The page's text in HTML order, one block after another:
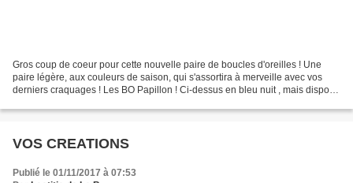
Gros coup de coeur pour cette nouvelle paire de boucles d'oreilles ! Une
paire légère, aux couleurs de saison, qui s'assortira à merveille avec vos
derniers craquages ! Les BO Papillon ! Ci-dessus en bleu nuit , mais dispo
VOS CREATIONS
Publié le 01/11/2017 à 07:53